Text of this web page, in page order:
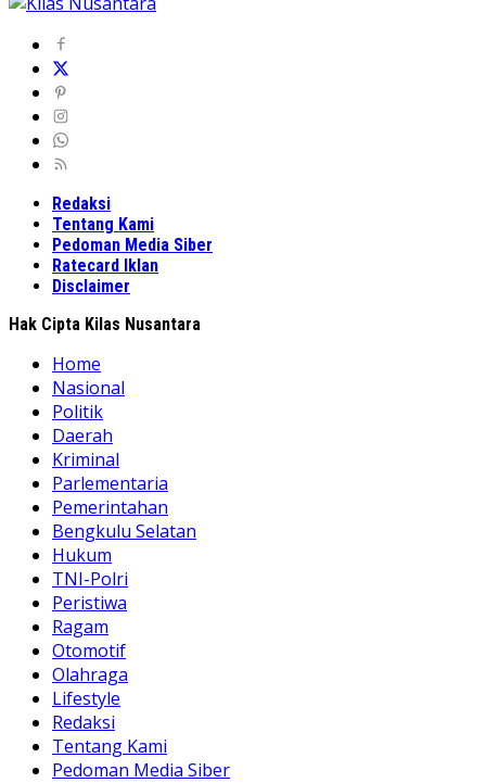
Redaksi
Tentang Kami
Pedoman Media Siber
Ratecard Iklan
Disclaimer
Hak Cipta Kilas Nusantara
Home
Nasional
Politik
Daerah
Kriminal
Parlementaria
Pemerintahan
Bengkulu Selatan
Hukum
TNI-Polri
Peristiwa
Ragam
Otomotif
Olahraga
Lifestyle
Redaksi
Tentang Kami
Pedoman Media Siber